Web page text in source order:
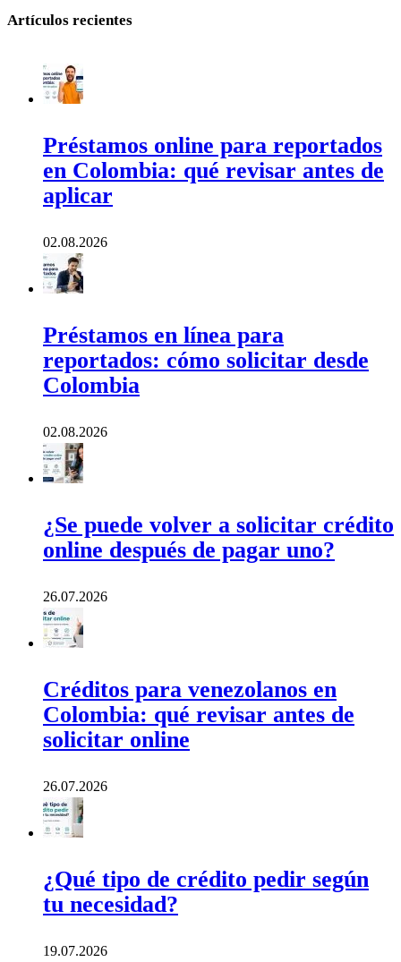
Artículos recientes
Préstamos online para reportados
en Colombia: qué revisar antes de
aplicar
02.08.2026
Préstamos en línea para
reportados: cómo solicitar desde
Colombia
02.08.2026
¿Se puede volver a solicitar crédito
online después de pagar uno?
26.07.2026
Créditos para venezolanos en
Colombia: qué revisar antes de
solicitar online
26.07.2026
¿Qué tipo de crédito pedir según
tu necesidad?
19.07.2026